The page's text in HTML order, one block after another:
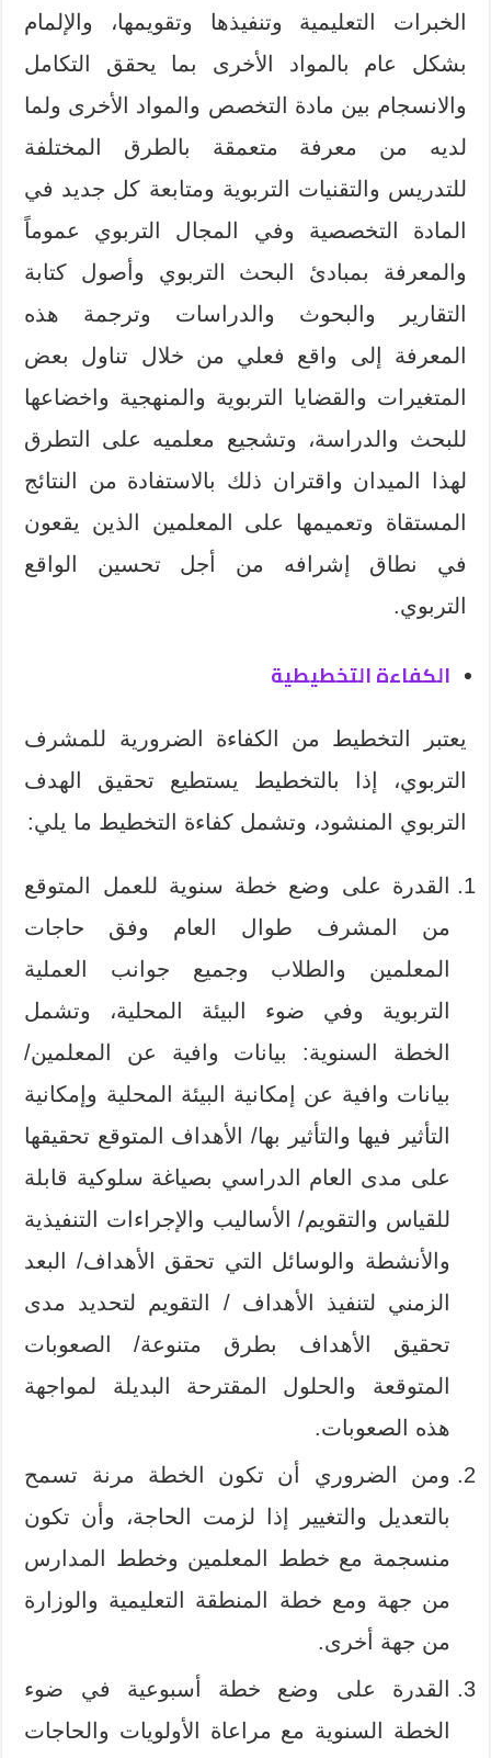
الخبرات التعليمية وتنفيذها وتقويمها، والإلمام
بشكل عام بالمواد الأخرى بما يحقق التكامل
والانسجام بين مادة التخصص والمواد الأخرى ولما
لديه من معرفة متعمقة بالطرق المختلفة
للتدريس والتقنيات التربوية ومتابعة كل جديد في
المادة التخصصية وفي المجال التربوي عموماً
والمعرفة بمبادئ البحث التربوي وأصول كتابة
التقارير والبحوث والدراسات وترجمة هذه
المعرفة إلى واقع فعلي من خلال تناول بعض
المتغيرات والقضايا التربوية والمنهجية واخضاعها
للبحث والدراسة، وتشجيع معلميه على التطرق
لهذا الميدان واقتران ذلك بالاستفادة من النتائج
المستقاة وتعميمها على المعلمين الذين يقعون
في نطاق إشرافه من أجل تحسين الواقع
التربوي.
الكفاءة التخطيطية
يعتبر التخطيط من الكفاءة الضرورية للمشرف
التربوي، إذا بالتخطيط يستطيع تحقيق الهدف
التربوي المنشود، وتشمل كفاءة التخطيط ما يلي:
القدرة على وضع خطة سنوية للعمل المتوقع
من المشرف طوال العام وفق حاجات
المعلمين والطلاب وجميع جوانب العملية
التربوية وفي ضوء البيئة المحلية، وتشمل
الخطة السنوية: بيانات وافية عن المعلمين/
بيانات وافية عن إمكانية البيئة المحلية وإمكانية
التأثير فيها والتأثير بها/ الأهداف المتوقع تحقيقها
على مدى العام الدراسي بصياغة سلوكية قابلة
للقياس والتقويم/ الأساليب والإجراءات التنفيذية
والأنشطة والوسائل التي تحقق الأهداف/ البعد
الزمني لتنفيذ الأهداف / التقويم لتحديد مدى
تحقيق الأهداف بطرق متنوعة/ الصعوبات
المتوقعة والحلول المقترحة البديلة لمواجهة
هذه الصعوبات.
ومن الضروري أن تكون الخطة مرنة تسمح
بالتعديل والتغيير إذا لزمت الحاجة، وأن تكون
منسجمة مع خطط المعلمين وخطط المدارس
من جهة ومع خطة المنطقة التعليمية والوزارة
من جهة أخرى.
القدرة على وضع خطة أسبوعية في ضوء
الخطة السنوية مع مراعاة الأولويات والحاجات